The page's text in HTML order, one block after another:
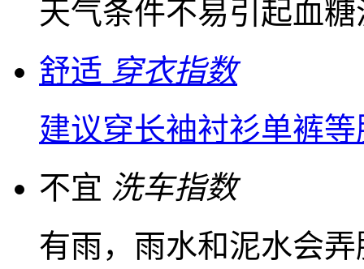
天气条件不易引起血
舒适 穿衣指数
建议穿长袖衬衫单裤
不宜 洗车指数
有雨，雨水和泥水会